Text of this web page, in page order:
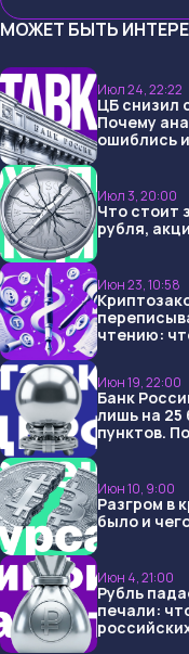
МОЖЕТ БЫТЬ
Июл 24, 22:22
ЦБ снизил
Почему
ошиблись
Июл 3, 20:00
Что стоит
рубля,
Июн 23, 10:58
чтению:
Июн 19, 22:00
Банк
лишь на 25
пунктов.
Июн 10, 9:00
Разгром в
было и
Июн 4, 21:00
Рубль
печали: